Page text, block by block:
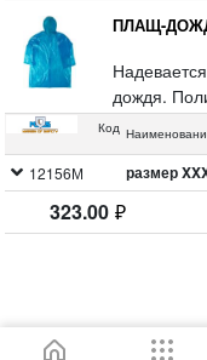
ПЛАЩ-
дождя.
Застежки
Код
12156М размер
323.00